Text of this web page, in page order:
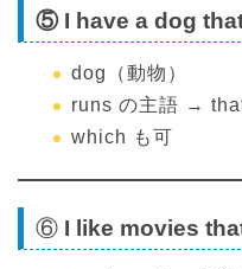
⑤ I have a dog
dog（動物）
runs の主語 →
which も可
⑥ I like movies